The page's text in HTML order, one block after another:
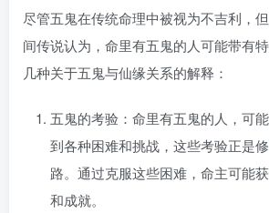
尽管五鬼在传统命理中被视为不吉利，
间传说认为，命里有五鬼的人可能带有
几种关于五鬼与仙缘关系的解释：
五鬼的考验：命里有五鬼的人，可
到各种困难和挑战，这些考验正是
路。通过克服这些困难，命主可能
和成就。